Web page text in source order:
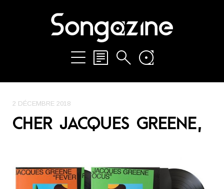
2 DÉCEMBRE 2018
CHER JACQUES GREENE,